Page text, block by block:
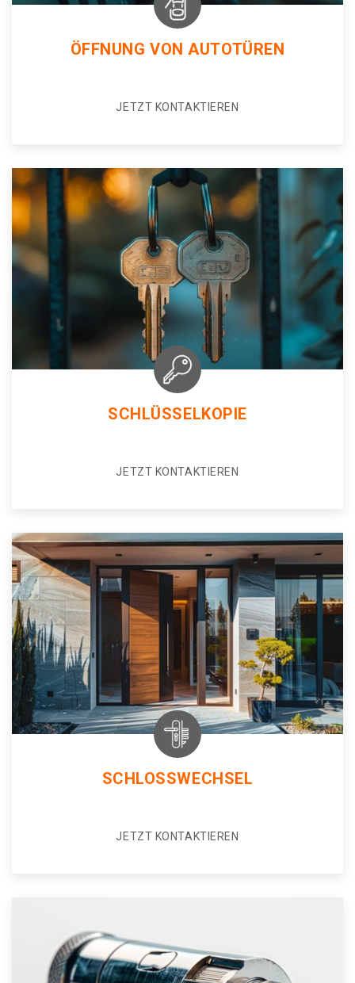
ÖFFNUNG VON AUTOTÜREN
JETZT KONTAKTIEREN
SCHLÜSSELKOPIE
JETZT KONTAKTIEREN
SCHLOSSWECHSEL
JETZT KONTAKTIEREN